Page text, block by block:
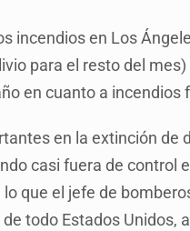
incendios en Los
para el resto del
en cuanto a incendios
en la extinción de
casi fuera de control
que el jefe de
todo Estados Unidos,